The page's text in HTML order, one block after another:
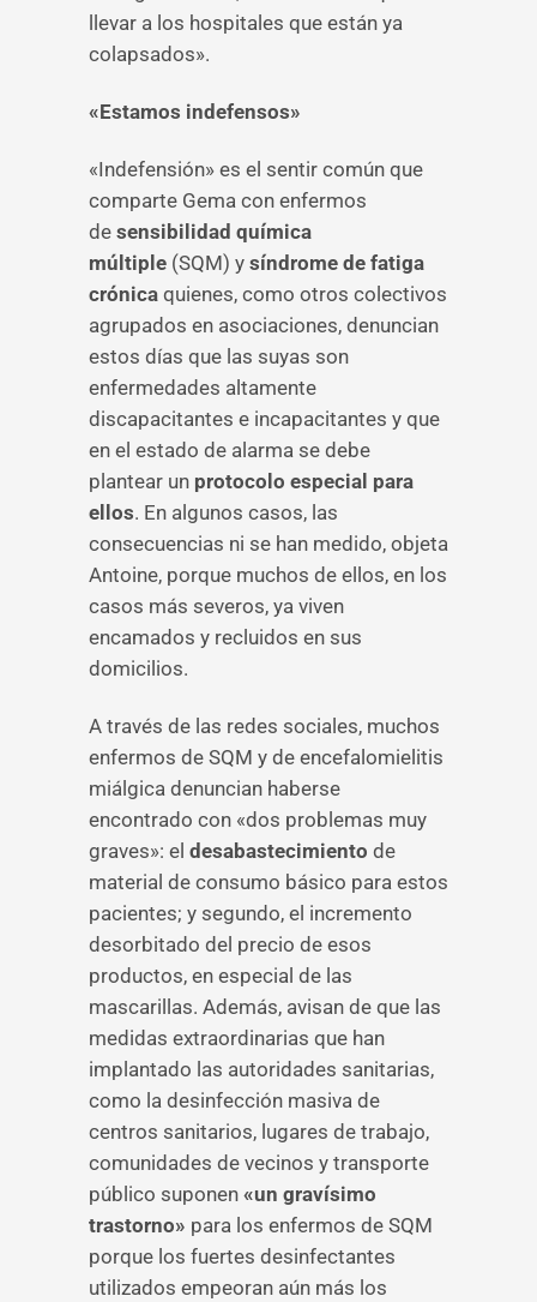
llevar a los hospitales que están ya
colapsados».
«Estamos indefensos»
«Indefensión» es el sentir común que
comparte Gema con enfermos
de sensibilidad química
múltiple (SQM) y síndrome de fatiga
crónica quienes, como otros colectivos
agrupados en asociaciones, denuncian
estos días que las suyas son
enfermedades altamente
discapacitantes e incapacitantes y que
en el estado de alarma se debe
plantear un protocolo especial para
ellos. En algunos casos, las
consecuencias ni se han medido, objeta
Antoine, porque muchos de ellos, en los
casos más severos, ya viven
encamados y recluidos en sus
domicilios.
A través de las redes sociales, muchos
enfermos de SQM y de encefalomielitis
miálgica denuncian haberse
encontrado con «dos problemas muy
graves»: el desabastecimiento de
material de consumo básico para estos
pacientes; y segundo, el incremento
desorbitado del precio de esos
productos, en especial de las
mascarillas. Además, avisan de que las
medidas extraordinarias que han
implantado las autoridades sanitarias,
como la desinfección masiva de
centros sanitarios, lugares de trabajo,
comunidades de vecinos y transporte
público suponen «un gravísimo
trastorno» para los enfermos de SQM
porque los fuertes desinfectantes
utilizados empeoran aún más los